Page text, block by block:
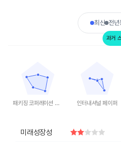
End of interactive chart.
최신 전년
과거
The chart has 1 X axis
The chart has 1 Y axis
패키징 코퍼레이션 오브 아메리카
The chart has
The chart has
인터내셔널 페이퍼
미래성장성